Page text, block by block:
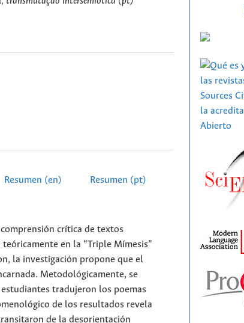
Resumen (en) Resumen (pt)
crítica de textos
en la “Triple Mímesis”
la investigación propone que el
Metodológicamente, se
tradujeron los poemas
de los resultados revela
de la desorientación